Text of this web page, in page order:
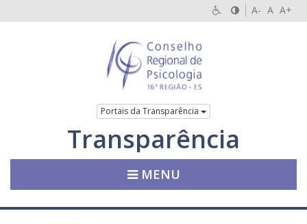
A- A A+
Portais da Transparência
Transparência
MENU